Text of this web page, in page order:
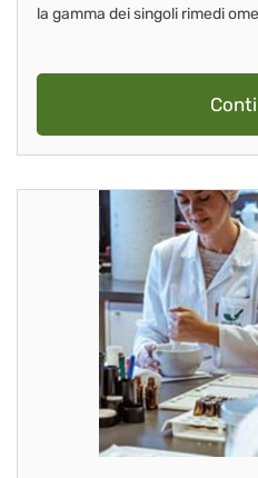
la gamma dei singoli rimedi